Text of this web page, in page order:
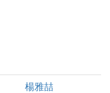
楊雅喆